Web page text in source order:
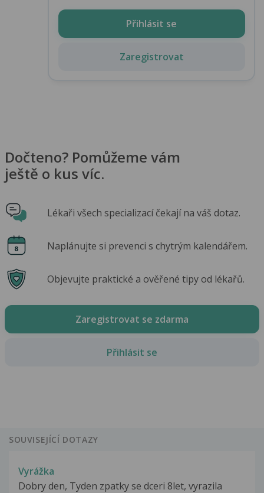
Přihlásit se
Zaregistrovat
Dočteno? Pomůžeme vám
ještě o kus víc.
Lékaři všech specializací čekají na váš dotaz.
Naplánujte si prevenci s chytrým kalendářem.
Objevujte praktické a ověřené tipy od lékařů.
Zaregistrovat se zdarma
Přihlásit se
SOUVISEJÍCÍ DOTAZY
Vyrážka
Dobry den, Tyden zpatky se dceri 8let, vyrazila